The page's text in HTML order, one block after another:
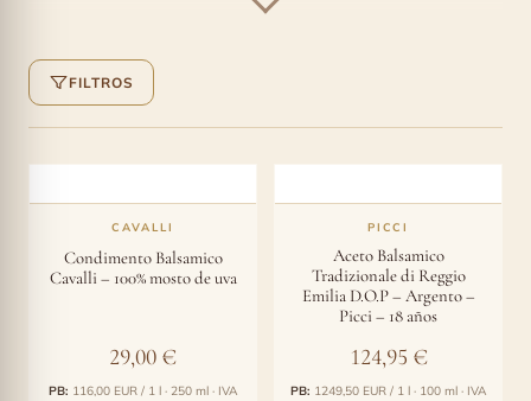
añejo y sabroso por la mención «Tradizionale».
línea exige su confianza y nuestra larga
nuestro Balsamico Shop. Para cualquier consulta o
recomendación directa, póngase en contacto con
nosotros por correo electrónico
) o por teléfono; le
ayudaremos con la selección y responderemos con
gusto a sus preguntas.
FILTROS
CAVALLI
Condimento Balsamico
Cavalli – 100% mosto de uva
29,00 €
PB: 116,00 EUR / 1 l · 250 ml · IVA
PICCI
Aceto Balsamico
Tradizionale di Reggio
Emilia D.O.P – Argento –
Picci – 18 años
124,95 €
PB: 1249,50 EUR / 1 l · 100 ml · IVA